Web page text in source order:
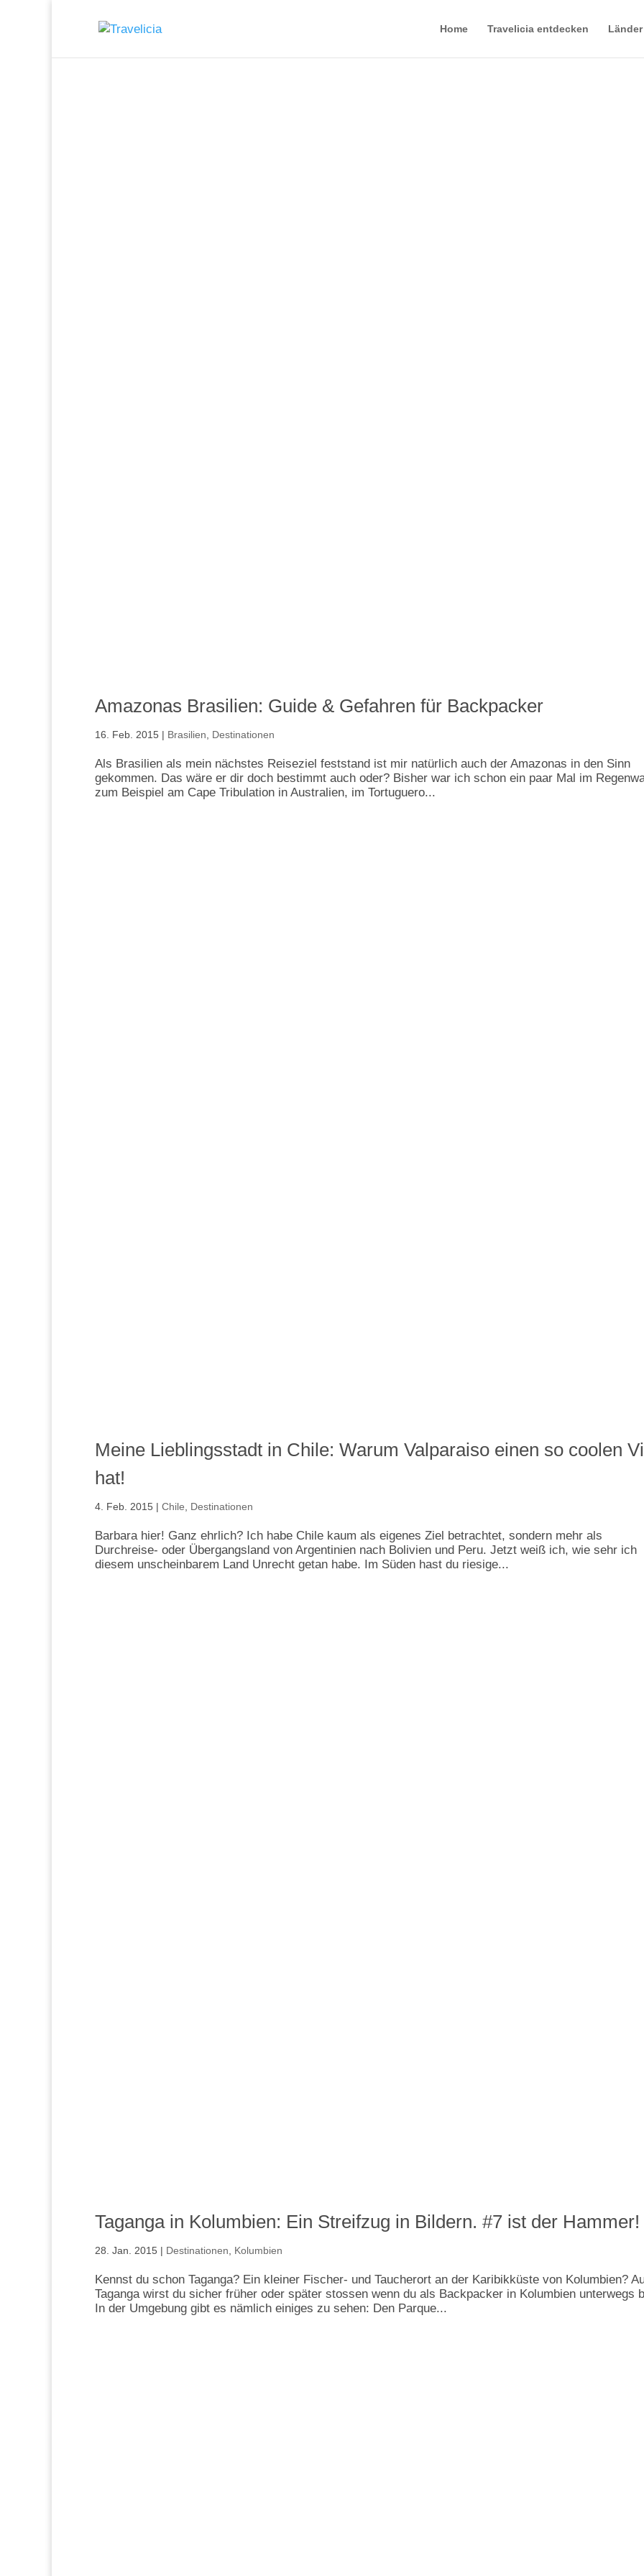
Home Travelicia entdecken Länder
Amazonas Brasilien: Guide & Gefahren für Backpacker
16. Feb. 2015 | Brasilien Destinationen
Als Brasilien als mein nächstes Reiseziel feststand ist mir natürlich auch der Amazonas in den Sinn
gekommen. Das wäre er dir doch bestimmt auch oder? Bisher war ich schon ein paar Mal im
zum Beispiel am Cape Tribulation in Australien, im Tortuguero...
Meine Lieblingsstadt in Chile: Warum Valparaiso einen so coolen
hat!
4. Feb. 2015 | Chile, Destinationen
Barbara hier! Ganz ehrlich? Ich habe Chile kaum als eigenes Ziel betrachtet, sondern mehr als
Durchreise- oder Übergangsland von Argentinien nach Bolivien und Peru. Jetzt weiß ich, wie sehr ich
diesem unscheinbarem Land Unrecht getan habe. Im Süden hast du riesige...
Taganga in Kolumbien: Ein Streifzug in Bildern. #7 ist der Hammer!
28. Jan. 2015 | Destinationen, Kolumbien
Kennst du schon Taganga? Ein kleiner Fischer- und Taucherort an der Karibikküste von Kolumbien?
Taganga wirst du sicher früher oder später stossen wenn du als Backpacker in Kolumbien unterwegs
In der Umgebung gibt es nämlich einiges zu sehen: Den Parque...